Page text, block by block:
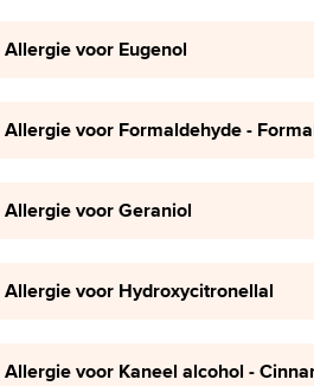
Allergie voor Eugenol
Allergie voor Formaldehyde -
Allergie voor Geraniol
Allergie voor Hydroxycitronellal
Allergie voor Kaneel alcohol -